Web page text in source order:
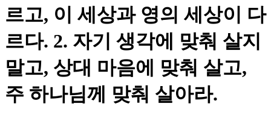
르고, 이 세상과 영의 세상이 다
르다. 2. 자기 생각에 맞춰 살지
말고, 상대 마음에 맞춰 살고,
주 하나님께 맞춰 살아라.